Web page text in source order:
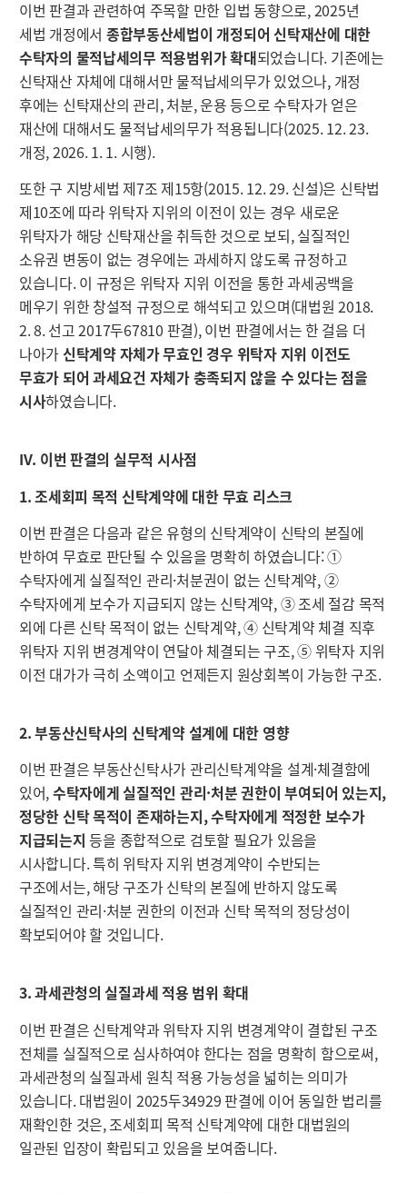
이번 판결과 관련하여 주목할 만한 입법 동향으로, 2025년
세법 개정에서 종합부동산세법이 개정되어 신탁재산에 대한
수탁자의 물적납세의무 적용범위가 확대되었습니다. 기존에는
신탁재산 자체에 대해서만 물적납세의무가 있었으나, 개정
후에는 신탁재산의 관리, 처분, 운용 등으로 수탁자가 얻은
재산에 대해서도 물적납세의무가 적용됩니다(2025. 12. 23.
개정, 2026. 1. 1. 시행).
또한 구 지방세법 제7조 제15항(2015. 12. 29. 신설)은 신탁법
제10조에 따라 위탁자 지위의 이전이 있는 경우 새로운
위탁자가 해당 신탁재산을 취득한 것으로 보되, 실질적인
소유권 변동이 없는 경우에는 과세하지 않도록 규정하고
있습니다. 이 규정은 위탁자 지위 이전을 통한 과세공백을
메우기 위한 창설적 규정으로 해석되고 있으며(대법원 2018.
2. 8. 선고 2017두67810 판결), 이번 판결에서는 한 걸음 더
나아가 신탁계약 자체가 무효인 경우 위탁자 지위 이전도
무효가 되어 과세요건 자체가 충족되지 않을 수 있다는 점을
시사하였습니다.
IV. 이번 판결의 실무적 시사점
1. 조세회피 목적 신탁계약에 대한 무효 리스크
이번 판결은 다음과 같은 유형의 신탁계약이 신탁의 본질에
반하여 무효로 판단될 수 있음을 명확히 하였습니다: ①
수탁자에게 실질적인 관리·처분권이 없는 신탁계약, ②
수탁자에게 보수가 지급되지 않는 신탁계약, ③ 조세 절감 목적
외에 다른 신탁 목적이 없는 신탁계약, ④ 신탁계약 체결 직후
위탁자 지위 변경계약이 연달아 체결되는 구조, ⑤ 위탁자 지위
이전 대가가 극히 소액이고 언제든지 원상회복이 가능한 구조.
2. 부동산신탁사의 신탁계약 설계에 대한 영향
이번 판결은 부동산신탁사가 관리신탁계약을 설계·체결함에
있어,수탁자에게 실질적인 관리·처분 권한이 부여되어 있는지,
정당한 신탁 목적이 존재하는지, 수탁자에게 적정한 보수가
지급되는지 등을 종합적으로 검토할 필요가 있음을
시사합니다. 특히 위탁자 지위 변경계약이 수반되는
구조에서는, 해당 구조가 신탁의 본질에 반하지 않도록
실질적인 관리·처분 권한의 이전과 신탁 목적의 정당성이
확보되어야 할 것입니다.
3. 과세관청의 실질과세 적용 범위 확대
이번 판결은 신탁계약과 위탁자 지위 변경계약이 결합된 구조
전체를 실질적으로 심사하여야 한다는 점을 명확히 함으로써,
과세관청의 실질과세 원칙 적용 가능성을 넓히는 의미가
있습니다. 대법원이 2025두34929 판결에 이어 동일한 법리를
재확인한 것은, 조세회피 목적 신탁계약에 대한 대법원의
일관된 입장이 확립되고 있음을 보여줍니다.